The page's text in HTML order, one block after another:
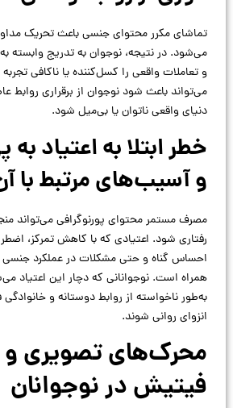
تماشای مکرر محتوای جنسی باعث تحریک
می‌شود. در نتیجه، نوجوان به تدریج وابسته
و تعاملات واقعی را کسل‌کننده یا ناکافی
می‌تواند باعث شود نوجوان از برقراری روابط
دنیای واقعی ناتوان یا بی‌میل شود.
خطر ابتلا به اعتیاد به
و آسیب‌های مرتبط با
مصرف مستمر محتوای پورنوگرافی می‌تواند
رفتاری شود. اعتیادی که با کاهش تمرکز،
احساس گناه و حتی مشکلات در عملکرد
همراه است. نوجوانانی که دچار این اعتیاد
به‌طور ناخواسته از روابط دوستانه و خانوادگی
انزوای روانی شوند.
محرک‌های تصویری
فیتیش در نوجوانان